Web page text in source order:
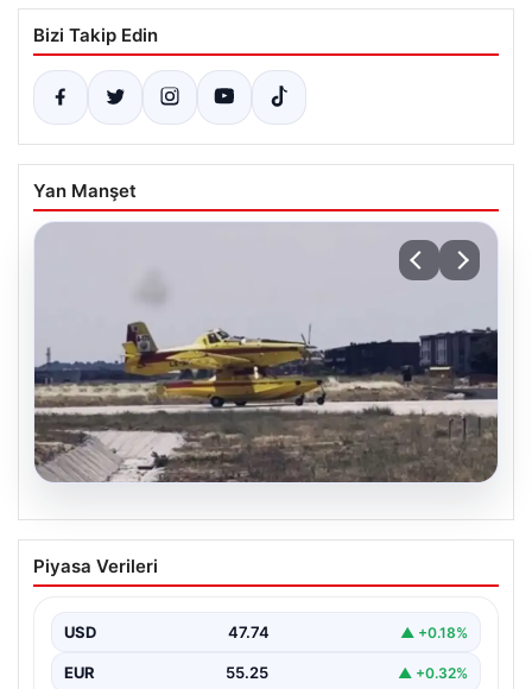
Bizi Takip Edin
Yan Manşet
06.08.2026
İspanya ve Fransa’daki Görevlerini
Tamamlayan Yangın Söndürme Uçakları
Orman Genel Müdürlüğü tarafından yapılan açıklamada,
büyük…
Piyasa Verileri
USD 47.74 ▲ +0.18%
EUR 55.25 ▲ +0.32%